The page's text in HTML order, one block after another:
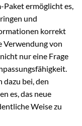
-Paket ermöglicht es,
und
korrekt
Verwendung von
nur eine Frage
bei, den
es, das neue
Weise zu